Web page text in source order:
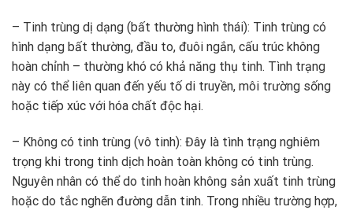
– Tinh trùng dị dạng (bất thường hình thái): Tinh trùng có
hình dạng bất thường, đầu to, đuôi ngắn, cấu trúc không
hoàn chỉnh – thường khó có khả năng thụ tinh. Tình trạng
này có thể liên quan đến yếu tố di truyền, môi trường sống
hoặc tiếp xúc với hóa chất độc hại.
– Không có tinh trùng (vô tinh): Đây là tình trạng nghiêm
trọng khi trong tinh dịch hoàn toàn không có tinh trùng.
Nguyên nhân có thể do tinh hoàn không sản xuất tinh trùng
hoặc do tắc nghẽn đường dẫn tinh. Trong nhiều trường hợp,